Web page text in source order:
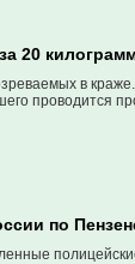
20
в
проводится
по